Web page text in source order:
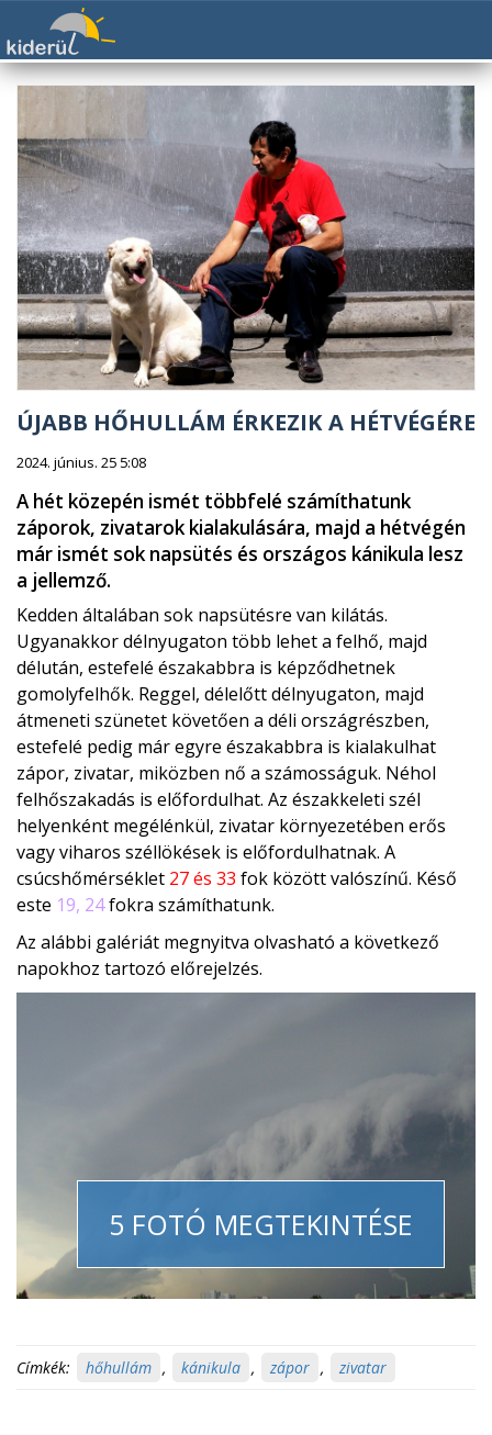
ÚJABB HŐHULLÁM ÉRKEZIK A HÉTVÉGÉRE
2024. június. 25 5:08
A hét közepén ismét többfelé számíthatunk
záporok, zivatarok kialakulására, majd a hétvégén
már ismét sok napsütés és országos kánikula lesz
a jellemző.
Kedden általában sok napsütésre van kilátás.
Ugyanakkor délnyugaton több lehet a felhő, majd
délután, estefelé északabbra is képződhetnek
gomolyfelhők. Reggel, délelőtt délnyugaton, majd
átmeneti szünetet követően a déli országrészben,
estefelé pedig már egyre északabbra is kialakulhat
zápor, zivatar, miközben nő a számosságuk. Néhol
felhőszakadás is előfordulhat. Az északkeleti szél
helyenként megélénkül, zivatar környezetében erős
vagy viharos széllökések is előfordulhatnak. A
csúcshőmérséklet 27 és 33 fok között valószínű. Késő
este 19, 24fokra számíthatunk.
Az alábbi galériát megnyitva olvasható a következő
napokhoz tartozó előrejelzés.
5 FOTÓ MEGTEKINTÉSE
Címkék: hőhullám , kánikula , zápor , zivatar